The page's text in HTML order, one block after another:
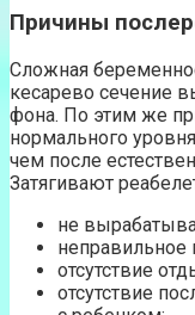
Причины
Сложная
кесарево сечение
фона. По этим же
нормального
чем после
Затягивают
не
неправильное
отсутствие
отсутствие